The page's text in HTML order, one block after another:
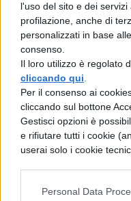
l'uso del sito e dei
profilazione, anche di
personalizzati in base
consenso.
Il loro utilizzo è regolato
cliccando qui
Per il consenso ai
cliccando sul bottone
Gestisci opzioni è
e rifiutare tutti i cookie
userai solo i cookie
Personal Data
fosse necessario
poi i suoi
tornare in patria
messaggio
in patria ai (suoi)
risposto così:
figli
tal genere) che
anche a un